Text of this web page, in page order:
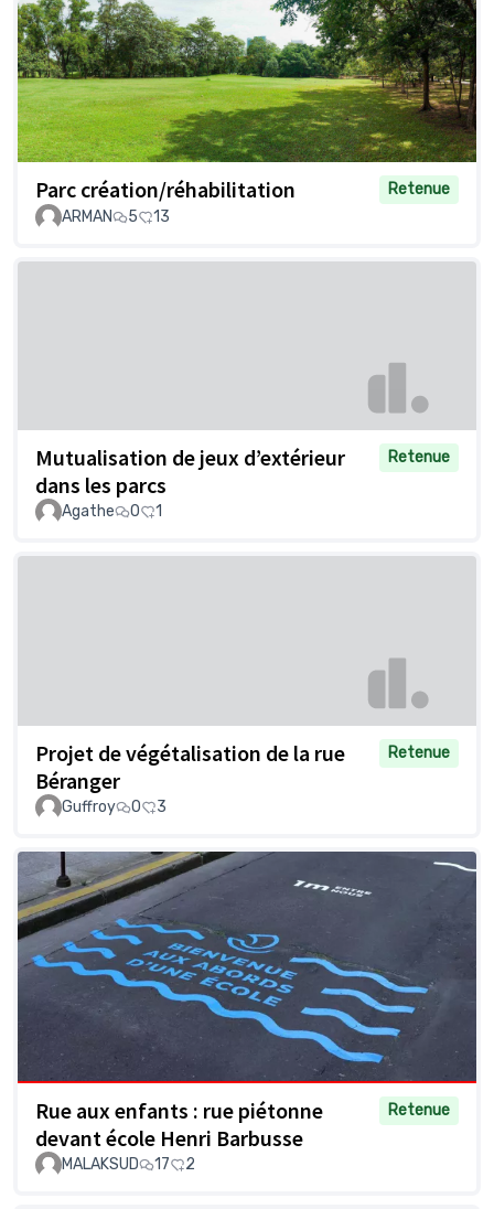
Parc création/réhabilitation
Retenue
ARMAN
5 13
Mutualisation de jeux d’extérieur
dans les parcs
Retenue
Agathe 0 1
Projet de végétalisation de la rue
Béranger
Retenue
Guffroy 0 3
Rue aux enfants : rue piétonne
devant école Henri Barbusse
Retenue
MALAKSUD 17 2